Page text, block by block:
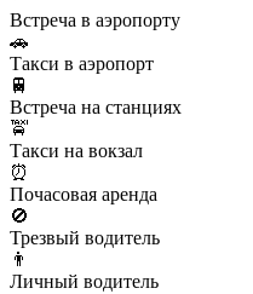
Встреча в аэропорту
🚗
Такси в аэропорт
🚆
Встреча на станциях
🚖
Такси на вокзал
⏰
Почасовая аренда
🚫
Трезвый водитель
👨
Личный водитель